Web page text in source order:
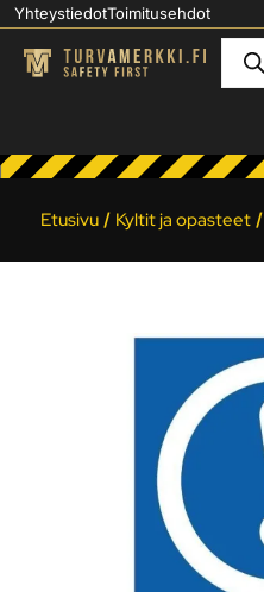
YhteystiedotToimitusehdot
Etusivu/ Kyltit ja opasteet/